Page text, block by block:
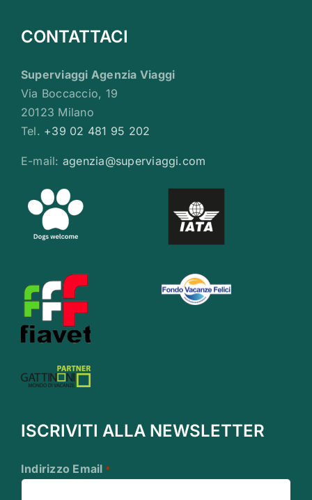
CONTATTACI
Superviaggi Agenzia Viaggi
Via Boccaccio, 19
20123 Milano
Tel. +39 02 481 95 202
E-mail: agenzia@superviaggi.com
ISCRIVITI ALLA NEWSLETTER
Indirizzo Email *